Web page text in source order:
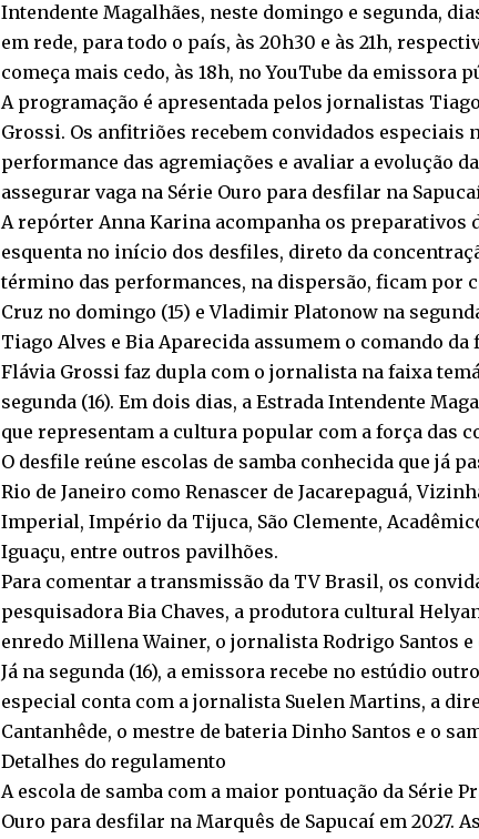
Intendente Magalhães, neste domingo e segunda,
em rede, para todo o país, às 20h30 e às 21h,
começa mais cedo, às 18h, no YouTube da emissora
A programação é apresentada pelos jornalistas
Grossi. Os anfitriões recebem convidados especiais
performance das agremiações e avaliar a evolução
assegurar vaga na Série Ouro para desfilar na
A repórter Anna Karina acompanha os preparativos
esquenta no início dos desfiles, direto da
término das performances, na dispersão, ficam por
Cruz no domingo (15) e Vladimir Platonow na
Tiago Alves e Bia Aparecida assumem o comando
Flávia Grossi faz dupla com o jornalista na faixa
segunda (16). Em dois dias, a Estrada Intendente
que representam a cultura popular com a força das
O desfile reúne escolas de samba conhecida que já
Rio de Janeiro como Renascer de Jacarepaguá,
Imperial, Império da Tijuca, São Clemente,
Iguaçu, entre outros pavilhões.
Para comentar a transmissão da TV Brasil, os
pesquisadora Bia Chaves, a produtora cultural
enredo Millena Wainer, o jornalista Rodrigo Santos
Já na segunda (16), a emissora recebe no estúdio
especial conta com a jornalista Suelen Martins, a
Cantanhêde, o mestre de bateria Dinho Santos e o
Detalhes do regulamento
A escola de samba com a maior pontuação da Série
Ouro para desfilar na Marquês de Sapucaí em 2027.